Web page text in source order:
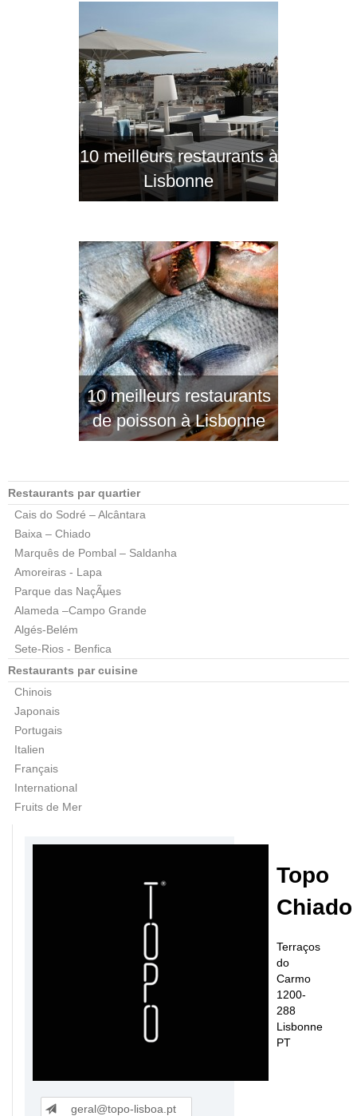
10 meilleurs restaurants à
Lisbonne
10 meilleurs restaurants
de poisson à Lisbonne
Restaurants par quartier
Cais do Sodré – Alcântara
Baixa – Chiado
Marquês de Pombal – Saldanha
Amoreiras - Lapa
Parque das NaçÃµes
Alameda –Campo Grande
Algés-Belém
Sete-Rios - Benfica
Restaurants par cuisine
Chinois
Japonais
Portugais
Italien
Français
International
Fruits de Mer
Topo
Chiado
Terraços
do
Carmo
1200-
288
Lisbonne
PT
geral@topo-lisboa.pt